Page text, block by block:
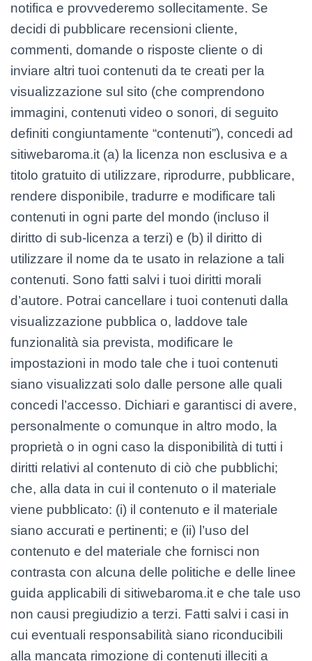
notifica e provvederemo sollecitamente. Se
decidi di pubblicare recensioni cliente,
commenti, domande o risposte cliente o di
inviare altri tuoi contenuti da te creati per la
visualizzazione sul sito (che comprendono
immagini, contenuti video o sonori, di seguito
definiti congiuntamente “contenuti”), concedi ad
sitiwebaroma.it (a) la licenza non esclusiva e a
titolo gratuito di utilizzare, riprodurre, pubblicare,
rendere disponibile, tradurre e modificare tali
contenuti in ogni parte del mondo (incluso il
diritto di sub-licenza a terzi) e (b) il diritto di
utilizzare il nome da te usato in relazione a tali
contenuti. Sono fatti salvi i tuoi diritti morali
d’autore. Potrai cancellare i tuoi contenuti dalla
visualizzazione pubblica o, laddove tale
funzionalità sia prevista, modificare le
impostazioni in modo tale che i tuoi contenuti
siano visualizzati solo dalle persone alle quali
concedi l’accesso. Dichiari e garantisci di avere,
personalmente o comunque in altro modo, la
proprietà o in ogni caso la disponibilità di tutti i
diritti relativi al contenuto di ciò che pubblichi;
che, alla data in cui il contenuto o il materiale
viene pubblicato: (i) il contenuto e il materiale
siano accurati e pertinenti; e (ii) l’uso del
contenuto e del materiale che fornisci non
contrasta con alcuna delle politiche e delle linee
guida applicabili di sitiwebaroma.it e che tale uso
non causi pregiudizio a terzi. Fatti salvi i casi in
cui eventuali responsabilità siano riconducibili
alla mancata rimozione di contenuti illeciti a